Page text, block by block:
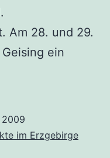
Am 28. und 29.
ein
2009
im Erzgebirge